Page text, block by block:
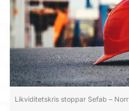
Likviditetskris stoppar Sefab –